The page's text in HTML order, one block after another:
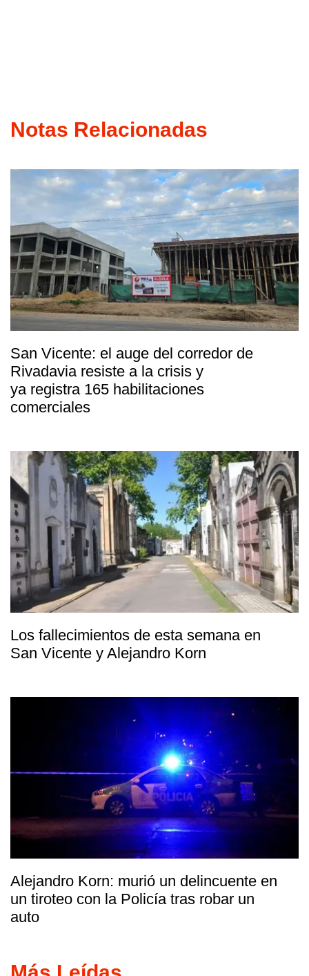
Notas Relacionadas
San Vicente: el auge del corredor de
Rivadavia resiste a la crisis y
ya registra 165 habilitaciones
comerciales
Los fallecimientos de esta semana en
San Vicente y Alejandro Korn
Alejandro Korn: murió un delincuente en
un tiroteo con la Policía tras robar un
auto